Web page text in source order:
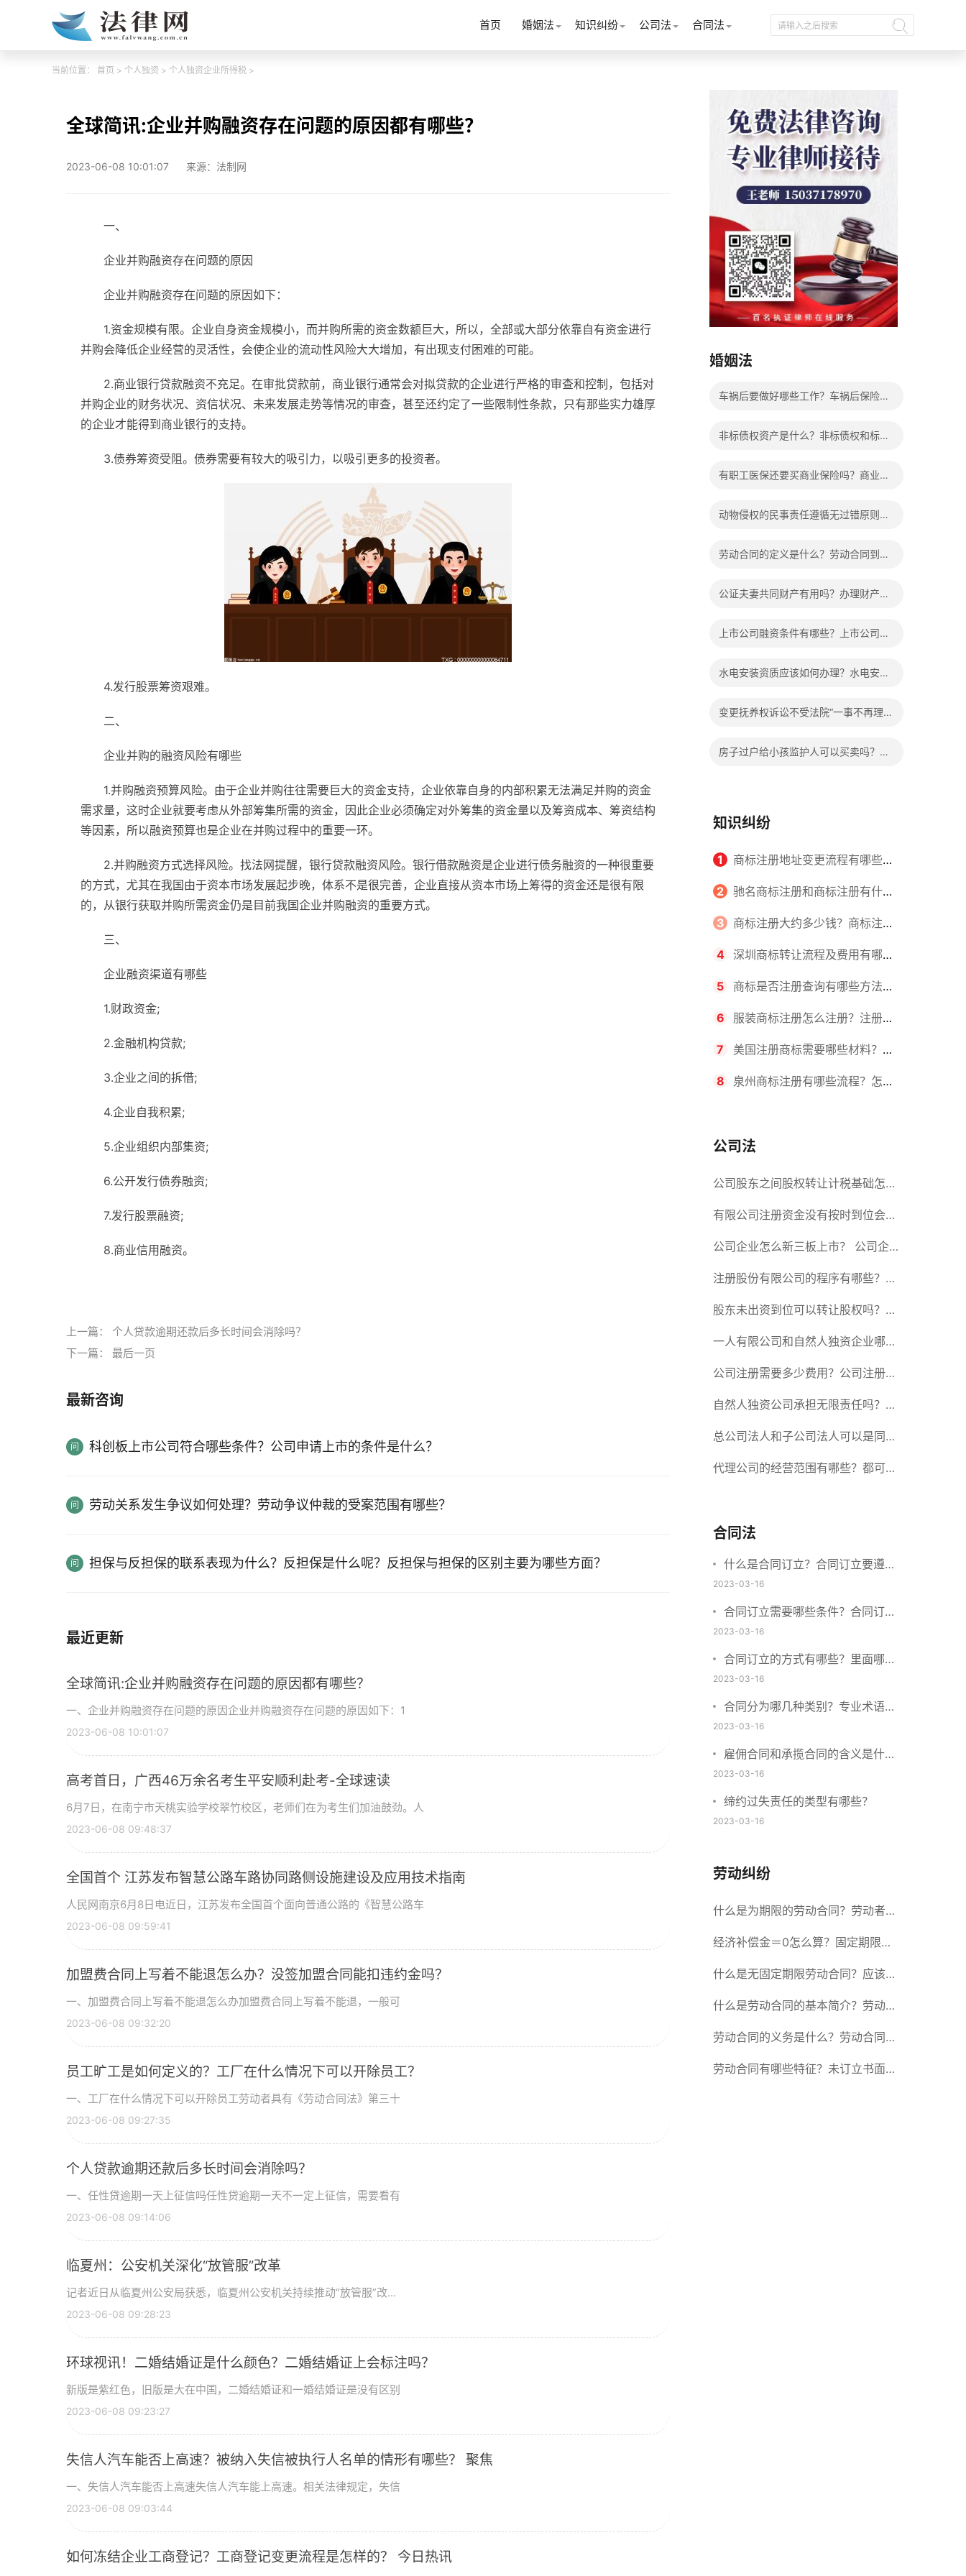
首页 婚姻法 知识纠纷 公司法 合同法
当前位置： 首页 > 个人独资 > 个人独资企业所得税 >
全球简讯:企业并购融资存在问题的原因都有哪些？
2023-06-08 10:01:07 来源：法制网
一、
企业并购融资存在问题的原因
企业并购融资存在问题的原因如下：
1.资金规模有限。企业自身资金规模小，而并购所需的资金数额巨大，所以，全部或大部分依靠自有资金进行
并购会降低企业经营的灵活性，会使企业的流动性风险大大增加，有出现支付困难的可能。
2.商业银行贷款融资不充足。在审批贷款前，商业银行通常会对拟贷款的企业进行严格的审查和控制，包括对
并购企业的财务状况、资信状况、未来发展走势等情况的审查，甚至还约定了一些限制性条款，只有那些实力雄厚
的企业才能得到商业银行的支持。
3.债券筹资受阻。债券需要有较大的吸引力，以吸引更多的投资者。
4.发行股票筹资艰难。
二、
企业并购的融资风险有哪些
1.并购融资预算风险。由于企业并购往往需要巨大的资金支持，企业依靠自身的内部积累无法满足并购的资金
需求量，这时企业就要考虑从外部筹集所需的资金，因此企业必须确定对外筹集的资金量以及筹资成本、筹资结构
等因素，所以融资预算也是企业在并购过程中的重要一环。
2.并购融资方式选择风险。找法网提醒，银行贷款融资风险。银行借款融资是企业进行债务融资的一种很重要
的方式，尤其在我国由于资本市场发展起步晚，体系不是很完善，企业直接从资本市场上筹得的资金还是很有限
的，从银行获取并购所需资金仍是目前我国企业并购融资的重要方式。
三、
企业融资渠道有哪些
1.财政资金;
2.金融机构贷款;
3.企业之间的拆借;
4.企业自我积累;
5.企业组织内部集资;
6.公开发行债券融资;
7.发行股票融资;
8.商业信用融资。
上一篇： 个人贷款逾期还款后多长时间会消除吗？
下一篇： 最后一页
最新咨询
科创板上市公司符合哪些条件？公司申请上市的条件是什么？
劳动关系发生争议如何处理？劳动争议仲裁的受案范围有哪些？
担保与反担保的联系表现为什么？反担保是什么呢？反担保与担保的区别主要为哪些方面？
最近更新
全球简讯:企业并购融资存在问题的原因都有哪些？
一、企业并购融资存在问题的原因企业并购融资存在问题的原因如下：1
2023-06-08 10:01:07
高考首日，广西46万余名考生平安顺利赴考-全球速读
6月7日，在南宁市天桃实验学校翠竹校区，老师们在为考生们加油鼓劲。人
2023-06-08 09:48:37
全国首个 江苏发布智慧公路车路协同路侧设施建设及应用技术指南
人民网南京6月8日电近日，江苏发布全国首个面向普通公路的《智慧公路车
2023-06-08 09:59:41
加盟费合同上写着不能退怎么办？没签加盟合同能扣违约金吗？
一、加盟费合同上写着不能退怎么办加盟费合同上写着不能退，一般可
2023-06-08 09:32:20
员工旷工是如何定义的？工厂在什么情况下可以开除员工？
一、工厂在什么情况下可以开除员工劳动者具有《劳动合同法》第三十
2023-06-08 09:27:35
个人贷款逾期还款后多长时间会消除吗？
一、任性贷逾期一天上征信吗任性贷逾期一天不一定上征信，需要看有
2023-06-08 09:14:06
临夏州：公安机关深化“放管服”改革
记者近日从临夏州公安局获悉，临夏州公安机关持续推动“放管服”改...
2023-06-08 09:28:23
环球视讯！二婚结婚证是什么颜色？二婚结婚证上会标注吗？
新版是紫红色，旧版是大在中国，二婚结婚证和一婚结婚证是没有区别
2023-06-08 09:23:27
失信人汽车能否上高速？被纳入失信被执行人名单的情形有哪些？ 聚焦
一、失信人汽车能否上高速失信人汽车能上高速。相关法律规定，失信
2023-06-08 09:03:44
如何冻结企业工商登记？工商登记变更流程是怎样的？ 今日热讯
婚姻法
车祸后要做好哪些工作？车祸后保险理
非标债权资产是什么？非标债权和标准
有职工医保还要买商业保险吗？商业保
动物侵权的民事责任遵循无过错原则
劳动合同的定义是什么？劳动合同到期
公证夫妻共同财产有用吗？办理财产公
上市公司融资条件有哪些？上市公司怎
水电安装资质应该如何办理？水电安装
变更抚养权诉讼不受法院“一事不再理”
房子过户给小孩监护人可以买卖吗？房
知识纠纷
1 商标注册地址变更流程有哪些？
怎么提交申请书件？
2 驰名商标注册和商标注册有什么
区别？
3 商标注册大约多少钱？商标注册
查询的方式有哪些？
4 深圳商标转让流程及费用有哪些
要求？商标转让所需时间是多久？
5 商标是否注册查询有哪些方法？
有哪些步骤？
6 服装商标注册怎么注册？注册商
标流程有哪些？
7 美国注册商标需要哪些材料？美
国商标办理流程有哪些？
8 泉州商标注册有哪些流程？怎么
公司法
公司股东之间股权转让计税基础怎么
确认？公司股东之间的股权转让要符
合什么要件？
有限公司注册资金没有按时到位会怎
么样？股份有限公司设立的注册条件
公司企业怎么新三板上市？ 公司企
业新三板上市的流程
注册股份有限公司的程序有哪些？注
册股份有限公司需要提交哪些材料？
股东未出资到位可以转让股权吗？股
东未出资到位能否分红？
一人有限公司和自然人独资企业哪个
好？一人公司设立条件有哪些？
公司注册需要多少费用？公司注册需
要准备什么材料？
自然人独资公司承担无限责任吗？有
限责任公司与有限责任公司的区别
总公司法人和子公司法人可以是同一
个人吗？总公司更名分公司需要更改
代理公司的经营范围有哪些？都可以
合同法
什么是合同订立？合同订立要遵守
什么原则？订立方式有哪些？
2023-03-16
合同订立需要哪些条件？合同订立
与合同成立有什么不同？
2023-03-16
合同订立的方式有哪些？里面哪些
内容、细节条款需要载明？
2023-03-16
合同分为哪几种类别？专业术语分
别是什么？
2023-03-16
雇佣合同和承揽合同的含义是什
么？怎么区分雇佣合同和承揽合
同？
2023-03-16
缔约过失责任的类型有哪些？
2023-03-16
劳动纠纷
什么是为期限的劳动合同？劳动者解
除合同的15种情形
经济补偿金＝0怎么算？固定期限劳
动合同又称什么？
什么是无固定期限劳动合同？应该怎
么解除或终止劳动合同？
什么是劳动合同的基本简介？劳动合
同的形式
劳动合同的义务是什么？劳动合同应
具备哪些条款？
劳动合同有哪些特征？未订立书面劳